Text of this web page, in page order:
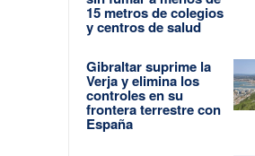
15 metros de colegios
y centros de salud
Gibraltar suprime la
Verja y elimina los
controles en su
frontera terrestre con
España